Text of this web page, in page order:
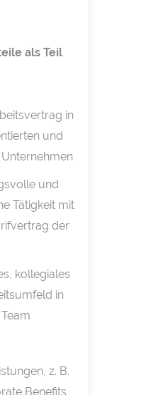
als Teil
in
und
und
Tätigkeit mit
der
kollegiales
in
z. B.
Benefits